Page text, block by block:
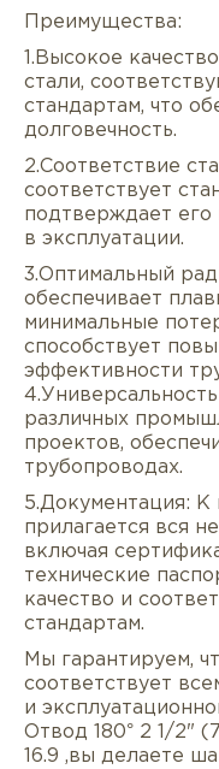
Описание
Услуги
Преимущества:
1.Высокое
стали,
стандартам, что
долговечность.
2.Соответствие
соответствует
подтверждает его
в эксплуатации.
3.Оптимальный
обеспечивает
минимальные
способствует
эффективности
различных
проектов,
трубопроводах.
5.Документация: К
прилагается вся
включая
технические
качество и
стандартам.
Мы гарантируем,
соответствует
и
Отвод 180° 2 1/2"
16.9 ,вы делаете